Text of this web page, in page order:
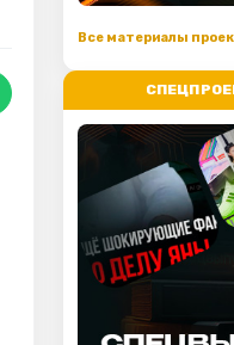
Все материалы